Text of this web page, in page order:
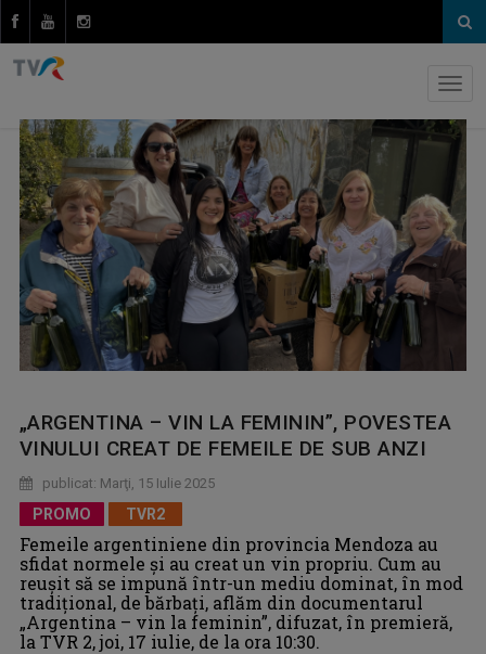
„ARGENTINA – VIN LA FEMININ”, POVESTEA
VINULUI CREAT DE FEMEILE DE SUB ANZI
publicat: Marţi, 15 Iulie 2025
PROMO TVR2
Femeile argentiniene din provincia Mendoza au
sfidat normele și au creat un vin propriu. Cum au
reușit să se impună într-un mediu dominat, în mod
tradițional, de bărbați, aflăm din documentarul
„Argentina – vin la feminin”, difuzat, în premieră,
la TVR 2, joi, 17 iulie, de la ora 10:30.